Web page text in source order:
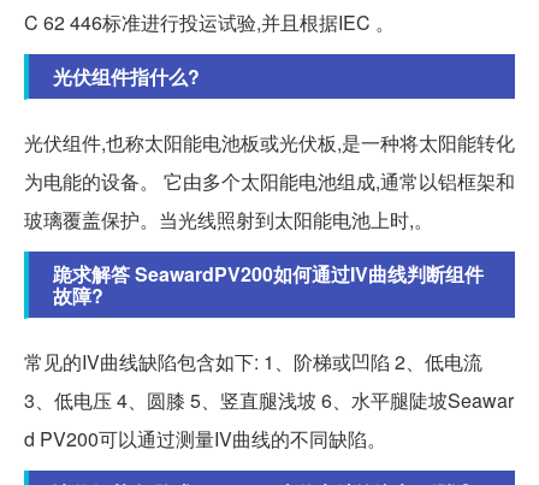
C 62 446标准进行投运试验,并且根据IEC 。
光伏组件指什么?
光伏组件,也称太阳能电池板或光伏板,是一种将太阳能转化
为电能的设备。 它由多个太阳能电池组成,通常以铝框架和
玻璃覆盖保护。当光线照射到太阳能电池上时,。
跪求解答 SeawardPV200如何通过IV曲线判断组件
故障?
常见的IV曲线缺陷包含如下: 1、阶梯或凹陷 2、低电流
3、低电压 4、圆膝 5、竖直腿浅坡 6、水平腿陡坡Seawar
d PV200可以通过测量IV曲线的不同缺陷。